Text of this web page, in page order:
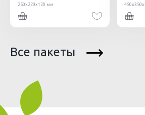
250х220х120 мм
Все пакеты